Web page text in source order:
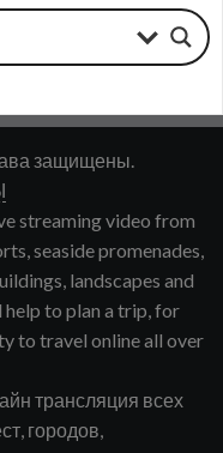
защищены.
streaming video from
seaside promenades,
landscapes and
help to plan a trip, for
to travel online all over
трансляция всех
городов,